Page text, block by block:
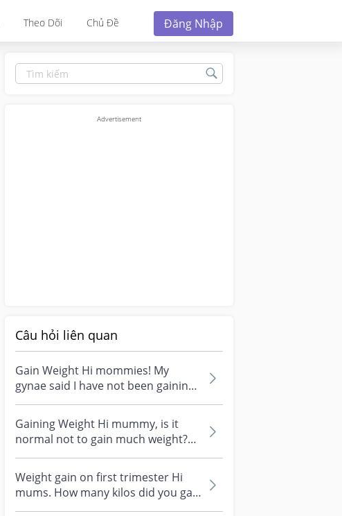
Theo Dõi Chủ Đề Đăng Nhập
Câu hỏi liên quan
Gain Weight Hi mommies! My
gynae said I have not been gaining
enough weight and my baby is
currently...
Gaining Weight Hi mummy, is it
normal not to gain much weight?
Im at my 16weeks of pregnancy. I
didn...
Weight gain on first trimester Hi
mums. How many kilos did you gain
during the first trimester? What...